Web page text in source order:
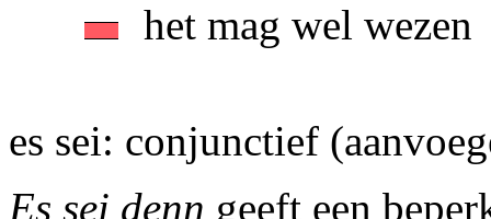
het mag wel wezen
es sei: conjunctief
Es sei denn geeft een